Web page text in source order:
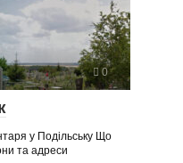
0
у Подільську Що
та адреси